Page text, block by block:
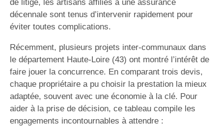
de litige, les artisans affiliés à une assurance
décennale sont tenus d’intervenir rapidement pour
éviter toutes complications.
Récemment, plusieurs projets inter-communaux dans
le département Haute-Loire (43) ont montré l’intérêt de
faire jouer la concurrence. En comparant trois devis,
chaque propriétaire a pu choisir la prestation la mieux
adaptée, souvent avec une économie à la clé. Pour
aider à la prise de décision, ce tableau compile les
engagements incontournables à attendre :